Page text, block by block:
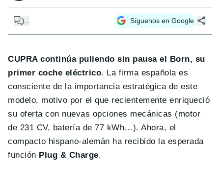
Síguenos en Google
CUPRA continúa puliendo sin pausa el Born, su
primer coche eléctrico. La firma española es
consciente de la importancia estratégica de este
modelo, motivo por el que recientemente enriqueció
su oferta con nuevas opciones mecánicas (motor
de 231 CV, batería de 77 kWh…). Ahora, el
compacto hispano-alemán ha recibido la esperada
función Plug & Charge.